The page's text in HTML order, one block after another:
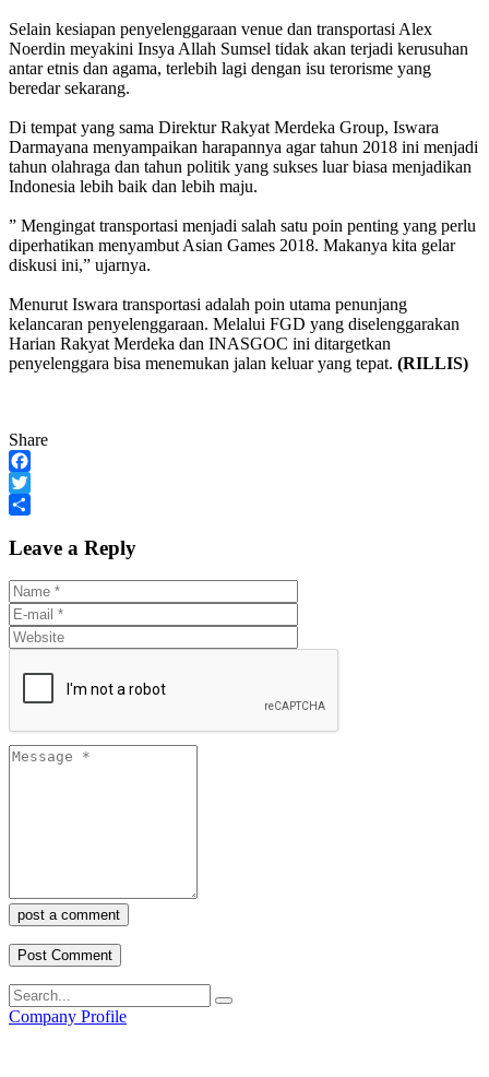
Selain kesiapan penyelenggaraan venue dan transportasi Alex
Noerdin meyakini Insya Allah Sumsel tidak akan terjadi kerusuhan
antar etnis dan agama, terlebih lagi dengan isu terorisme yang
beredar sekarang.
Di tempat yang sama Direktur Rakyat Merdeka Group, Iswara
Darmayana menyampaikan harapannya agar tahun 2018 ini menjadi
tahun olahraga dan tahun politik yang sukses luar biasa menjadikan
Indonesia lebih baik dan lebih maju.
” Mengingat transportasi menjadi salah satu poin penting yang perlu
diperhatikan menyambut Asian Games 2018. Makanya kita gelar
diskusi ini,” ujarnya.
Menurut Iswara transportasi adalah poin utama penunjang
kelancaran penyelenggaraan. Melalui FGD yang diselenggarakan
Harian Rakyat Merdeka dan INASGOC ini ditargetkan
penyelenggara bisa menemukan jalan keluar yang tepat. (RILLIS)
Share
Facebook
Twitter
Leave a Reply
post a comment
Company Profile